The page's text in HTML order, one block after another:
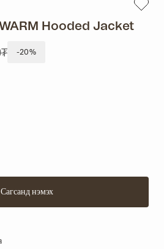
Hooded Jacket
-20%
Сагсанд нэмэх